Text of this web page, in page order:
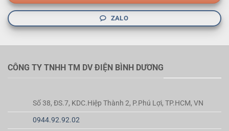
ZALO
CÔNG TY TNHH TM DV ĐIỆN BÌNH DƯƠNG
Số 38, ĐS.7, KDC.Hiệp Thành 2, P.Phú Lợi, TP.HCM, VN
0944.92.92.02